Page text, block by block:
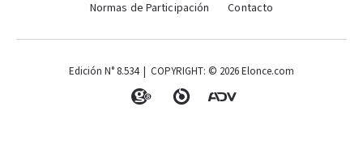
Normas de Participación
Contacto
Edición N° 8.534 | COPYRIGHT: © 2026 Elonce.com